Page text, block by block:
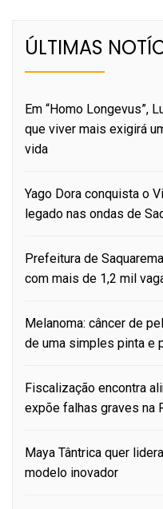
ÚLTIMAS
Em “Homo Longevus”,
que viver mais exigirá
vida
Yago Dora conquista o
legado nas ondas de
Prefeitura de
com mais de 1,2 mil
Melanoma: câncer de
de uma simples pinta e
Fiscalização encontra
expõe falhas graves na
Maya Tântrica quer
modelo inovador